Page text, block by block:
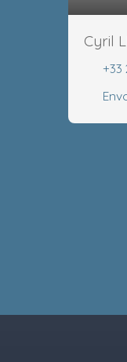
Cyril
+33